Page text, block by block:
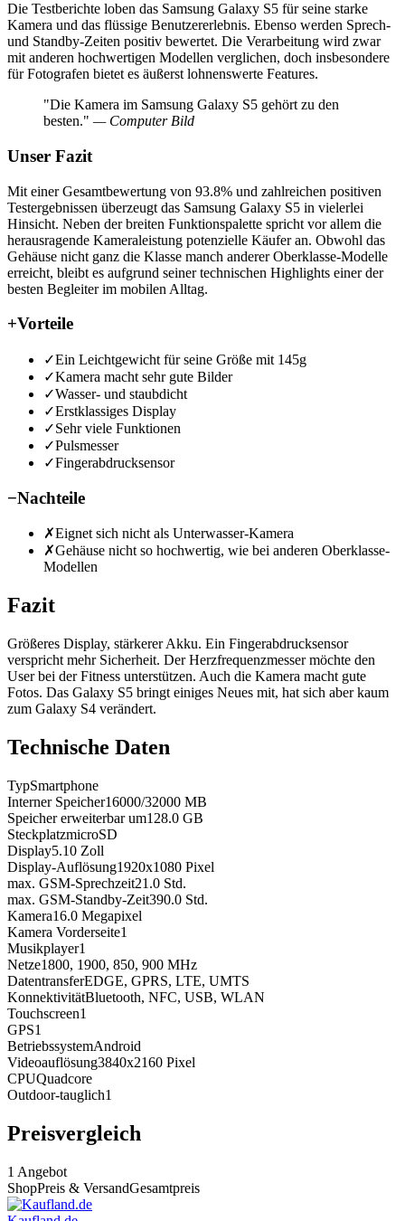
Die Testberichte loben das Samsung Galaxy S5 für seine starke
Kamera und das flüssige Benutzererlebnis. Ebenso werden Sprech-
und Standby-Zeiten positiv bewertet. Die Verarbeitung wird zwar
mit anderen hochwertigen Modellen verglichen, doch insbesondere
für Fotografen bietet es äußerst lohnenswerte Features.
"Die Kamera im Samsung Galaxy S5 gehört zu den
besten." — Computer Bild
Unser Fazit
Mit einer Gesamtbewertung von 93.8% und zahlreichen positiven
Testergebnissen überzeugt das Samsung Galaxy S5 in vielerlei
Hinsicht. Neben der breiten Funktionspalette spricht vor allem die
herausragende Kameraleistung potenzielle Käufer an. Obwohl das
Gehäuse nicht ganz die Klasse manch anderer Oberklasse-Modelle
erreicht, bleibt es aufgrund seiner technischen Highlights einer der
besten Begleiter im mobilen Alltag.
+Vorteile
✓Ein Leichtgewicht für seine Größe mit 145g
✓Kamera macht sehr gute Bilder
✓Wasser- und staubdicht
✓Erstklassiges Display
✓Sehr viele Funktionen
✓Pulsmesser
✓Fingerabdrucksensor
−Nachteile
✗Eignet sich nicht als Unterwasser-Kamera
✗Gehäuse nicht so hochwertig, wie bei anderen Oberklasse-
Modellen
Fazit
Größeres Display, stärkerer Akku. Ein Fingerabdrucksensor
verspricht mehr Sicherheit. Der Herzfrequenzmesser möchte den
User bei der Fitness unterstützen. Auch die Kamera macht gute
Fotos. Das Galaxy S5 bringt einiges Neues mit, hat sich aber kaum
zum Galaxy S4 verändert.
Technische Daten
TypSmartphone
Interner Speicher16000/32000 MB
Speicher erweiterbar um128.0 GB
SteckplatzmicroSD
Display5.10 Zoll
Display-Auflösung1920x1080 Pixel
max. GSM-Sprechzeit21.0 Std.
max. GSM-Standby-Zeit390.0 Std.
Kamera16.0 Megapixel
Kamera Vorderseite1
Musikplayer1
Netze1800, 1900, 850, 900 MHz
DatentransferEDGE, GPRS, LTE, UMTS
KonnektivitätBluetooth, NFC, USB, WLAN
Touchscreen1
GPS1
BetriebssystemAndroid
Videoauflösung3840x2160 Pixel
CPUQuadcore
Outdoor-tauglich1
Preisvergleich
1 Angebot
ShopPreis & VersandGesamtpreis